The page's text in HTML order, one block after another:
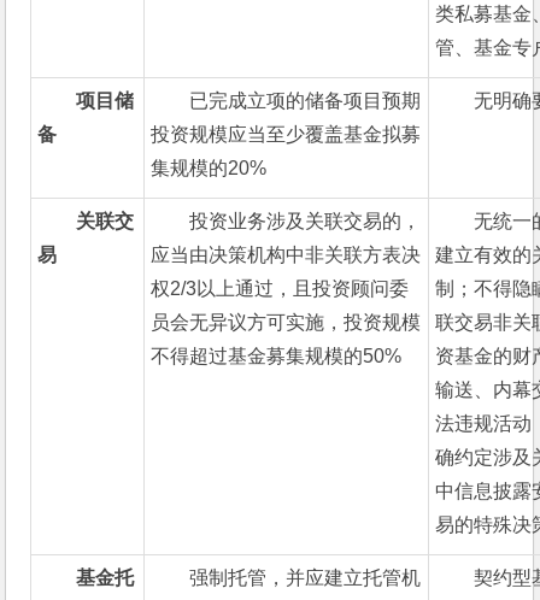
类私募基金
管、基金专
项目储
备
已完成立项的储备项目预期
投资规模应当至少覆盖基金拟募
集规模的20%
无明确
关联交
易
投资业务涉及关联交易的，
应当由决策机构中非关联方表决
权2/3以上通过，且投资顾问委
员会无异议方可实施，投资规模
不得超过基金募集规模的50%
无统一
建立有效的
制；不得隐
联交易非关
资基金的财
输送、内幕
法违规活动
确约定涉及
中信息披露
易的特殊决
基金托
强制托管，并应建立托管机
契约型